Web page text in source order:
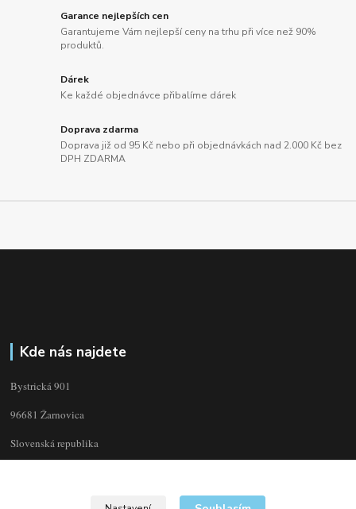
Garance nejlepších cen
Garantujeme Vám nejlepší ceny na trhu při více než 90%
produktů.
Dárek
Ke každé objednávce přibalíme dárek
Doprava zdarma
Doprava již od 95 Kč nebo při objednávkách nad 2.000 Kč bez
DPH ZDARMA
Kde nás najdete
Bystrická 901
96681 Žarnovica
Slovenská republika